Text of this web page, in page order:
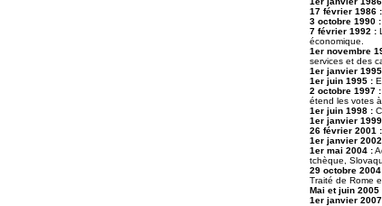
17 février 1986 :
3 octobre 1990 :
7 février 1992 :
économique.
1er novembre
services et des
1er janvier
1er juin 1995 :
2 octobre 1997 :
étend les votes
1er juin 1998 :
1er janvier
26 février 2001 :
1er janvier
1er mai 2004 :
tchèque,
29 octobre
Traité de Rome
Mai et juin 2005
1er janvier